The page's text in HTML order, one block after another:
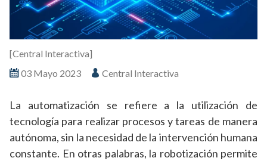
03 Mayo 2023 Central Interactiva
[Central Interactiva]
La automatización se refiere a la utilización de
tecnología para realizar procesos y tareas de manera
autónoma, sin la necesidad de la intervención humana
constante. En otras palabras, la robotización permite